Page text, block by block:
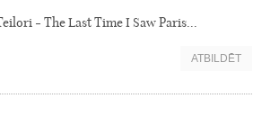
- The Last Time I Saw Paris...
ATBILDĒT